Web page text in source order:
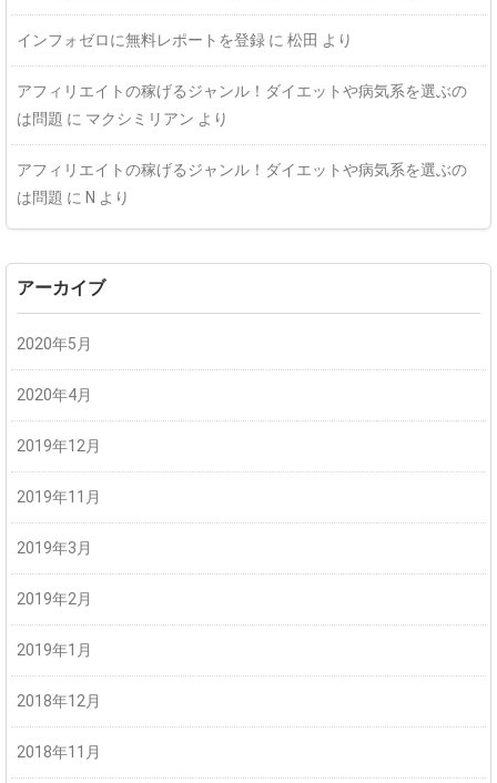
インフォゼロに無料レポートを登録 に 松田 より
アフィリエイトの稼げるジャンル！ダイエットや病気系を選ぶの
は問題 に マクシミリアン より
アフィリエイトの稼げるジャンル！ダイエットや病気系を選ぶの
は問題 に N より
アーカイブ
2020年5月
2020年4月
2019年12月
2019年11月
2019年3月
2019年2月
2019年1月
2018年12月
2018年11月